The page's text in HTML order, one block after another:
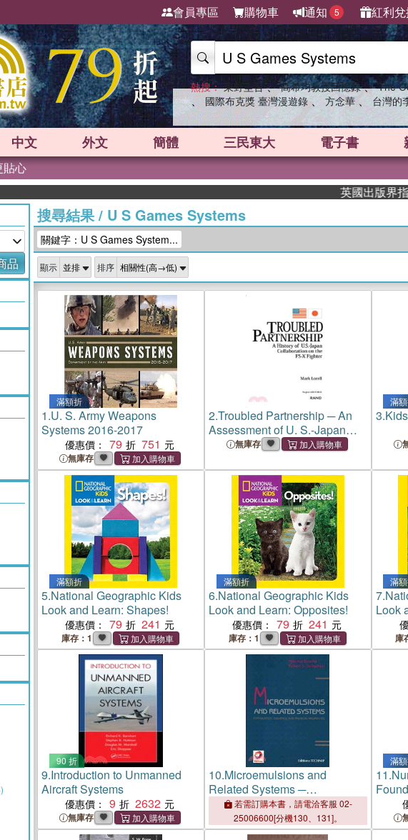
會員專區 購物車 通知 5 紅利
熱搜： 東野圭吾 、 高希均教授回憶錄 、 The
、 國際布克獎 臺灣漫遊錄 、 方念華 、 台灣的
中文 外文 簡體 三民東大 電子書
貼心
英國出版界指標大獎
品
搜尋結果/ U S Games Systems
關鍵字：U S Games System...
顯示 排序
滿額折
1.U. S. Army Weapons
Systems 2016-2017
優惠價： 79 751
無庫存
2.Troubled Partnership ─ An
Assessment of U. S.-Japan
Collaboration on the Fs-X
無庫存
滿
3.
滿額折
5.National Geographic Kids
Look and Learn: Shapes!
優惠價： 79 241
庫存：1
滿額折
6.National Geographic Kids
Look and Learn: Opposites!
優惠價： 79 241
庫存：1
滿
7.
Look
庫
90 折
9.Introduction to Unmanned
Aircraft Systems
優惠價： 9 2632
無庫存
10.Microemulsions and
Related Systems ─
Formulations, Solvency and
Physical Properties
若需訂購本書，請電洽客服 02-
25006600[分機130、131]。
滿
11.